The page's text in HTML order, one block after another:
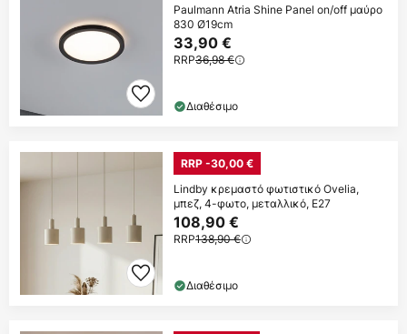
Paulmann Atria Shine Panel on/off μαύρο
830 Ø19cm
33,90 €
RRP36,98 €
Διαθέσιμο
RRP -30,00 €
Lindby κρεμαστό φωτιστικό Ovelia,
μπεζ, 4-φωτο, μεταλλικό, E27
108,90 €
RRP138,90 €
Διαθέσιμο